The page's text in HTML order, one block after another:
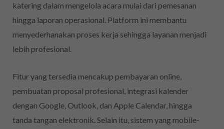
katering dalam mengelola acara mulai dari pemesanan
hingga laporan operasional. Platform ini membantu
menyederhanakan proses kerja sehingga layanan menjadi
lebih profesional.
Fitur yang tersedia mencakup pembayaran online,
pembuatan proposal profesional, integrasi kalender
dengan Google, Outlook, dan Apple Calendar, hingga
tanda tangan elektronik. Selain itu, sistem yang mobile-